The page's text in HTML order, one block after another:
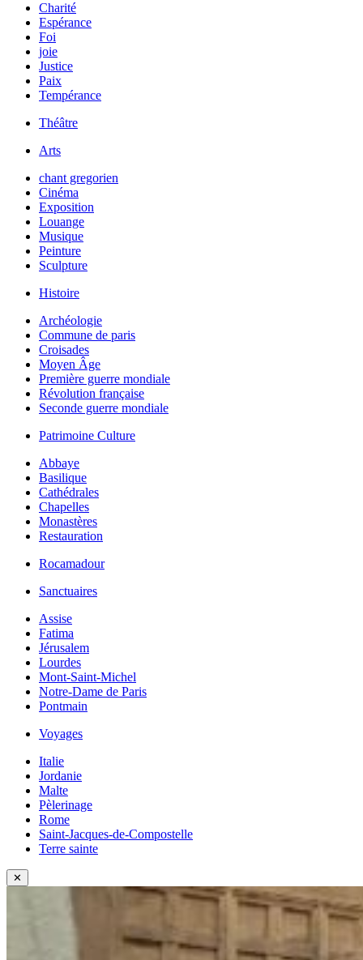
Charité
Espérance
Foi
joie
Justice
Paix
Tempérance
Théâtre
Arts
chant gregorien
Cinéma
Exposition
Louange
Musique
Peinture
Sculpture
Histoire
Archéologie
Commune de paris
Croisades
Moyen Âge
Première guerre mondiale
Révolution française
Seconde guerre mondiale
Patrimoine Culture
Abbaye
Basilique
Cathédrales
Chapelles
Monastères
Restauration
Rocamadour
Sanctuaires
Assise
Fatima
Jérusalem
Lourdes
Mont-Saint-Michel
Notre-Dame de Paris
Pontmain
Voyages
Italie
Jordanie
Malte
Pèlerinage
Rome
Saint-Jacques-de-Compostelle
Terre sainte
✕